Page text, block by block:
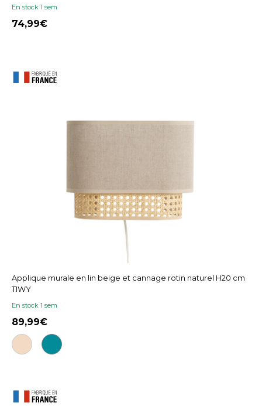
En stock 1 sem
74,99
Applique murale en lin beige et cannage rotin naturel H20 cm
TIWY
En stock 1 sem
89,99